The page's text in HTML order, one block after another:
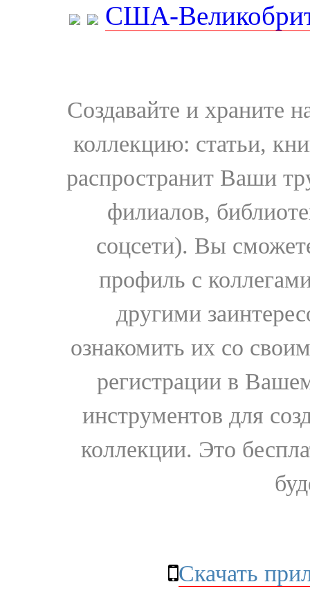
США-
Создавайте и храните
коллекцию: статьи,
распространит Ваши
филиалов,
соцсети). Вы
профиль с
другими
ознакомить их со
регистрации в
инструментов для
коллекции. Это
Скачать